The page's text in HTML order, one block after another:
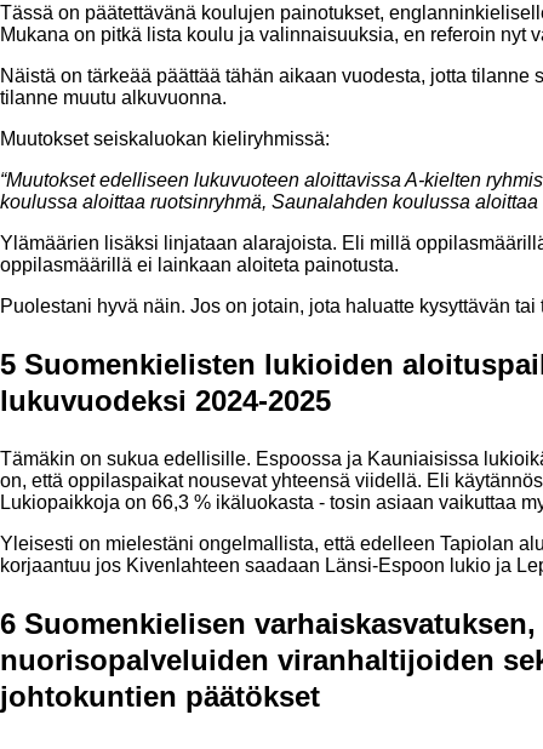
Tässä on päätettävänä koulujen painotukset,
Mukana on pitkä lista koulu ja valinnaisuuksia, en referoin nyt
Näistä on tärkeää päättää tähän aikaan vuodesta, jotta
tilanne muutu alkuvuonna.
Muutokset seiskaluokan kieliryhmissä:
“Muutokset edelliseen lukuvuoteen aloittavissa A-kielten
koulussa aloittaa ruotsinryhmä, Saunalahden koulussa
Ylämäärien lisäksi linjataan alarajoista. Eli millä
oppilasmäärillä ei lainkaan aloiteta painotusta.
Puolestani hyvä näin. Jos on jotain, jota haluatte kysyttävän
5 Suomenkielisten lukioiden
lukuvuodeksi 2024-2025
Tämäkin on sukua edellisille. Espoossa ja Kauniaisissa
on, että oppilaspaikat nousevat yhteensä viidellä. Eli
Lukiopaikkoja on 66,3 % ikäluokasta - tosin asiaan vaikuttaa
Yleisesti on mielestäni ongelmallista, että edelleen Tapiolan
korjaantuu jos Kivenlahteen saadaan Länsi-Espoon lukio ja
6 Suomenkielisen
nuorisopalveluiden viranhaltijoiden
johtokuntien päätökset